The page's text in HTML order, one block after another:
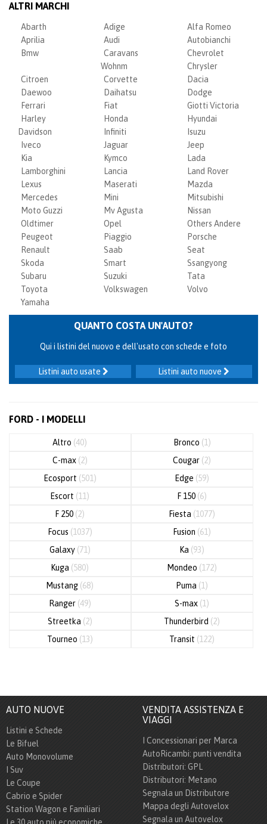
ALTRI MARCHI
Abarth Adige
Alfa Romeo
Aprilia
Audi
Autobianchi
Bmw
Caravans
Wohnm
Chevrolet
Chrysler
Citroen
Corvette
Dacia
Daewoo
Daihatsu
Dodge
Ferrari
Fiat
Giotti Victoria
Harley
Davidson
Honda
Hyundai
Infiniti
Isuzu
Iveco
Jaguar
Jeep
Kia
Kymco
Lada
Lamborghini
Lancia
Land Rover
Lexus
Maserati
Mazda
Mercedes
Mini
Mitsubishi
Moto Guzzi
Mv Agusta
Nissan
Oldtimer
Opel
Others Andere
Peugeot
Piaggio
Porsche
Renault
Saab
Seat
Skoda
Smart
Ssangyong
Subaru
Suzuki
Tata
Toyota
Volkswagen
Volvo
Yamaha
QUANTO COSTA UN'AUTO?
Qui i listini del nuovo e dell'usato con schede e foto
Listini auto nuove
Listini auto usate
FORD - I MODELLI
Altro (40) Bronco (1)
C-max (2) Cougar (2)
Ecosport (501) Edge (59)
Escort (11) F 150 (6)
F 250 (2) Fiesta (1077)
Focus (1037) Fusion (61)
Galaxy (71) Ka (93)
Kuga (580) Mondeo (172)
Mustang (68) Puma (1)
Ranger (49) S-max (1)
Streetka (2) Thunderbird (2)
Tourneo (13) Transit (122)
AUTO NUOVE
Listini e Schede
Le Bifuel
Auto Monovolume
I Suv
Le Coupe
Cabrio e Spider
Station Wagon e Familiari
VENDITA ASSISTENZA E
VIAGGI
I Concessionari per Marca
AutoRicambi: punti vendita
Distributori: GPL
Distributori: Metano
Segnala un Distributore
Mappa degli Autovelox
Segnala un Autovelox